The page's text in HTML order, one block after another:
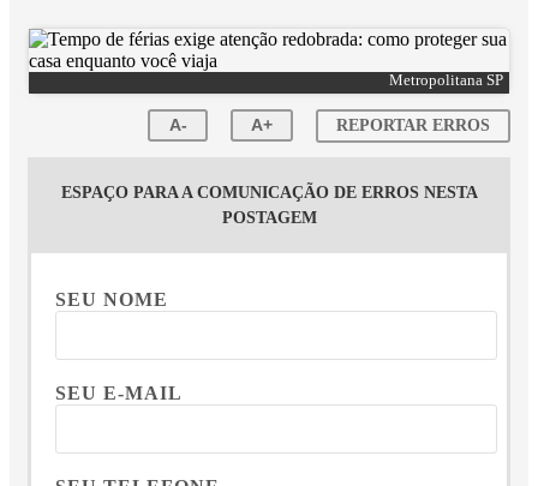
Metropolitana SP
A- A+ REPORTAR ERROS
ESPAÇO PARA A COMUNICAÇÃO DE ERROS NESTA
POSTAGEM
SEU NOME
SEU E-MAIL